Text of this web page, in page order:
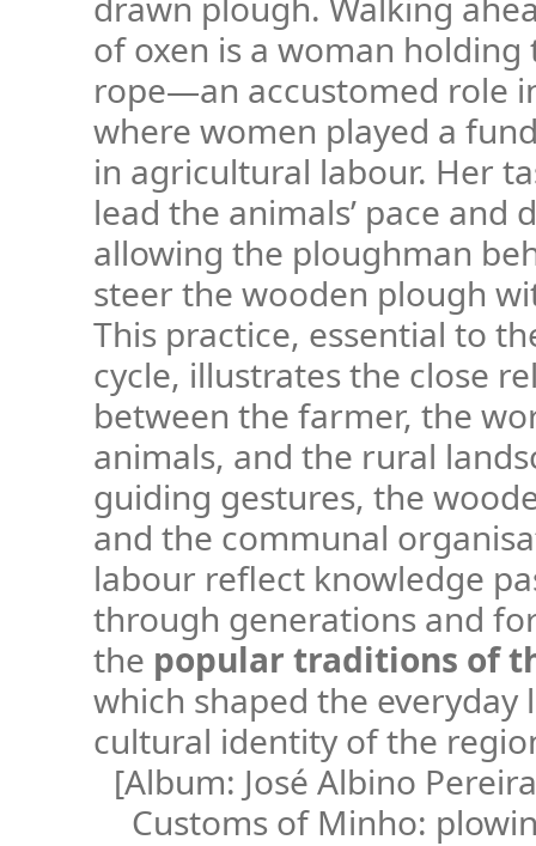
of oxen is a woman
rope—an accustomed role
where women played a
in agricultural labour. Her
lead the animals’ pace and
allowing the ploughman
steer the wooden plough
This practice, essential to
cycle, illustrates the close
between the farmer, the
animals, and the rural
guiding gestures, the
and the communal
labour reflect knowledge
through generations and
the popular traditions of
which shaped the everyday
cultural identity of the
[Album: José Albino
Customs of Minho: